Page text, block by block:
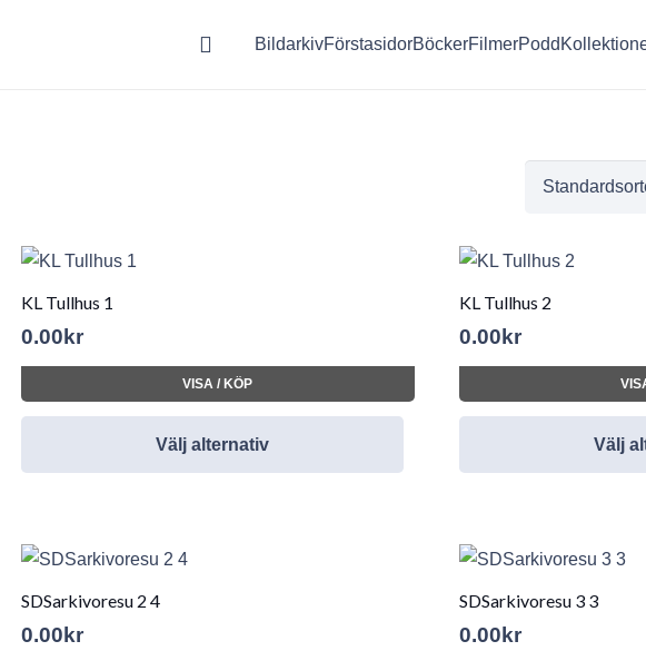
BildarkivFörstasidorBöckerFilmerPodd
KL Tullhus 1
0.00 kr
VISA / KÖP
Välj alternativ
KL Tullhus 2
0.00 kr
Välj
SDSarkivoresu 2 4
0.00 kr
SDSarkivoresu 3 3
0.00 kr